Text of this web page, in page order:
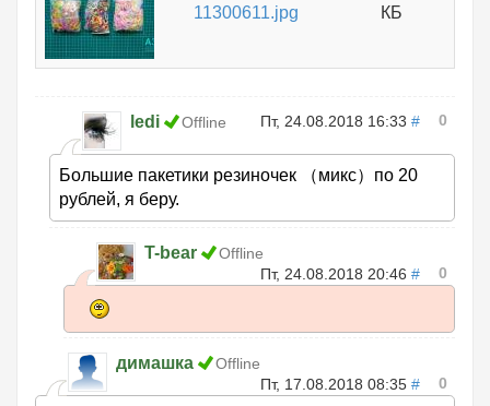
11300611.jpg
КБ
ledi Offline Пт, 24.08.2018 16:33 # 0
Большие пакетики резиночек （микс）по 20
рублей, я беру.
T-bear
Offline
Пт, 24.08.2018 20:46 # 0
димашка
Offline
Пт, 17.08.2018 08:35 # 0